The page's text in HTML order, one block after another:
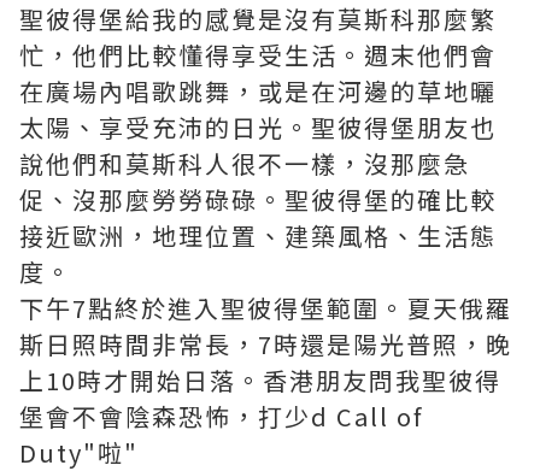
聖彼得堡給我的感覺是沒有莫斯科那麼繁
忙，他們比較懂得享受生活。週末他們會
在廣場內唱歌跳舞，或是在河邊的草地曬
太陽、享受充沛的日光。聖彼得堡朋友也
說他們和莫斯科人很不一樣，沒那麼急
促、沒那麼勞勞碌碌。聖彼得堡的確比較
接近歐洲，地理位置、建築風格、生活態
度。
下午7點終於進入聖彼得堡範圍。夏天俄羅
斯日照時間非常長，7時還是陽光普照，晚
上10時才開始日落。香港朋友問我聖彼得
堡會不會陰森恐怖，打少d Call of
Duty"啦"